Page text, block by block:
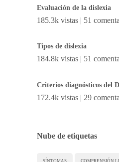
Evaluación de la dislexia
185.3k vistas | 51
Tipos de dislexia
184.8k vistas 51
Criterios diagnósticos del
172.4k vistas | 29
Nube de etiquetas